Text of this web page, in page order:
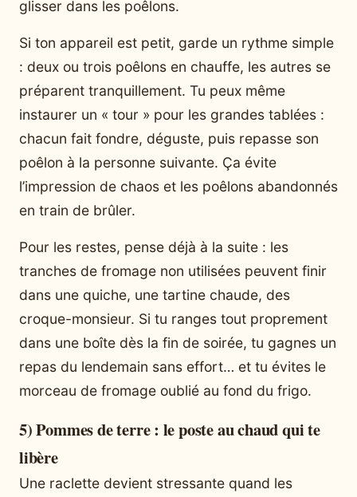
glisser dans les poêlons.
Si ton appareil est petit, garde un rythme simple
: deux ou trois poêlons en chauffe, les autres se
préparent tranquillement. Tu peux même
instaurer un « tour » pour les grandes tablées :
chacun fait fondre, déguste, puis repasse son
poêlon à la personne suivante. Ça évite
l’impression de chaos et les poêlons abandonnés
en train de brûler.
Pour les restes, pense déjà à la suite : les
tranches de fromage non utilisées peuvent finir
dans une quiche, une tartine chaude, des
croque-monsieur. Si tu ranges tout proprement
dans une boîte dès la fin de soirée, tu gagnes un
repas du lendemain sans effort… et tu évites le
morceau de fromage oublié au fond du frigo.
5) Pommes de terre : le poste au chaud qui te
libère
Une raclette devient stressante quand les